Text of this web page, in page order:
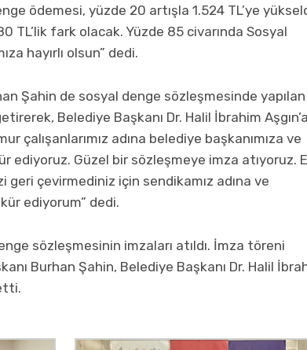
ödemesi, yüzde 20 artışla 1.524 TL’ye
TL’lik fark olacak. Yüzde 85 civarında Sosyal
hayırlı olsun” dedi.
Şahin de sosyal denge sözleşmesinde yapılan
Belediye Başkanı Dr. Halil İbrahim Aşgın’a
çalışanlarımız adına belediye başkanımıza ve
ediyoruz. Güzel bir sözleşmeye imza atıyoruz.
geri çevirmediniz için sendikamız adına ve
ediyorum” dedi.
sözleşmesinin imzaları atıldı. İmza töreni
Burhan Şahin, Belediye Başkanı Dr. Halil